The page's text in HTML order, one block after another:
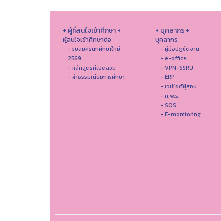
+ ผู้ที่สนใจเข้าศึกษา +
ผู้สนใจเข้าศึกษาต่อ
- รับสมัครนักศึกษาใหม่
2569
- หลักสูตรที่เปิดสอน
- ค่าธรรมเนียมการศึกษา
+ บุคลากร +
บุคลากร
- คู่มือปฏิบัติงาน
- e-office
- VPN-SSRU
- ERP
- เวปไซต์ผู้สอน
- ก.พ.ร.
- SOS
- E-monitoring